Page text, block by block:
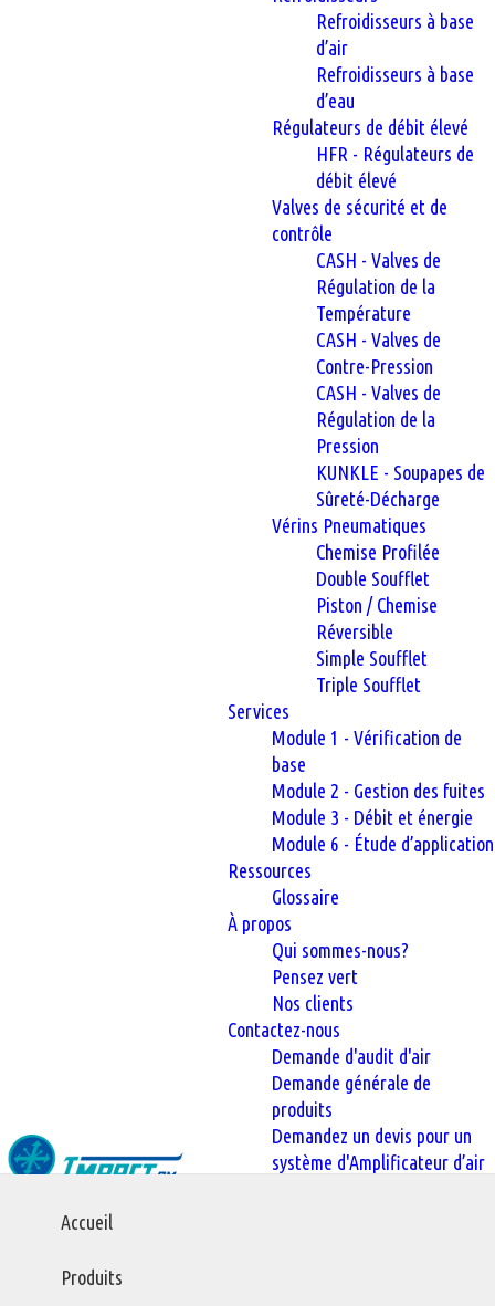
Refroidisseurs à base
d’air
Refroidisseurs à base
d’eau
Régulateurs de débit élevé
HFR - Régulateurs de
débit élevé
Valves de sécurité et de
contrôle
CASH - Valves de
Régulation de la
Température
CASH - Valves de
Contre-Pression
CASH - Valves de
Régulation de la
Pression
KUNKLE - Soupapes de
Sûreté-Décharge
Vérins Pneumatiques
Chemise Profilée
Double Soufflet
Piston / Chemise
Réversible
Simple Soufflet
Triple Soufflet
Services
Module 1 - Vérification de
base
Module 2 - Gestion des fuites
Module 3 - Débit et énergie
Module 6 - Étude d’application
Ressources
Glossaire
À propos
Qui sommes-nous?
Pensez vert
Nos clients
Contactez-nous
Demande d'audit d'air
Demande générale de
produits
Demandez un devis pour un
système d'Amplificateur d’air
Main
navigation
Accueil
Produits
Accueil
Glossaire des Termes liés à l’Air Comprimé